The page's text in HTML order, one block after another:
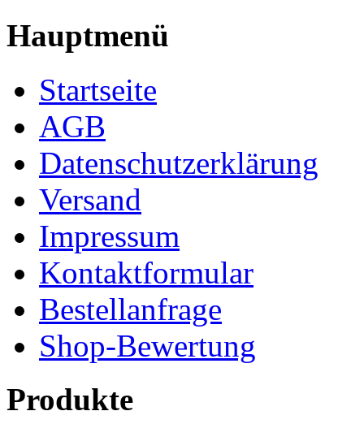
Hauptmenü
Startseite
AGB
Datenschutzerklärung
Versand
Impressum
Kontaktformular
Bestellanfrage
Shop-Bewertung
Produkte